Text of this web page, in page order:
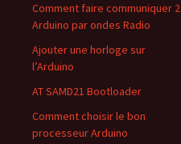
Comment faire communiquer 2
Arduino par ondes Radio
Ajouter une horloge sur
l’Arduino
AT SAMD21 Bootloader
Comment choisir le bon
processeur Arduino